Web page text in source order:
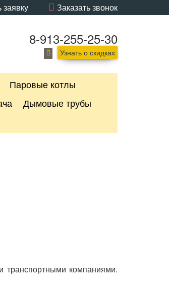
Заказать звонок
заявку
8-913-255-25-30
Узнать о скидках
Паровые котлы
Дымовые трубы
транспортными компаниями.